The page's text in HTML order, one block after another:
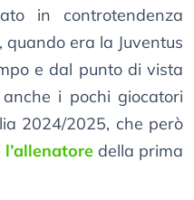
in controtendenza
era la Juventus
e dal punto di vista
i pochi giocatori
2024/2025, che però
della prima